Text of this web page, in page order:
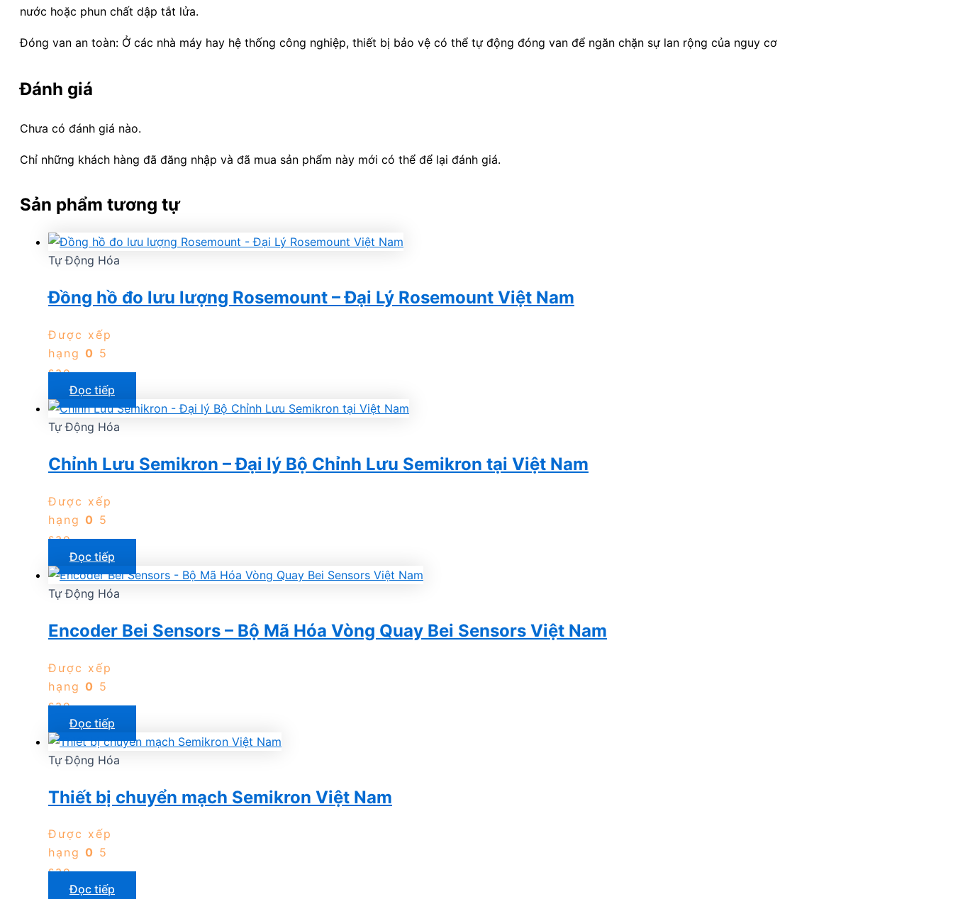
nước hoặc phun chất dập tắt lửa.
Đóng van an toàn: Ở các nhà máy hay hệ thống công nghiệp, thiết bị bảo vệ có thể tự động đóng van để ngăn chặn sự lan rộng của nguy cơ
Đánh giá
Chưa có đánh giá nào.
Chỉ những khách hàng đã đăng nhập và đã mua sản phẩm này mới có thể để lại đánh giá.
Sản phẩm tương tự
Tự Động Hóa
Đồng hồ đo lưu lượng Rosemount – Đại Lý Rosemount Việt Nam
Được xếp
hạng 0 5
sao
Đọc tiếp
Tự Động Hóa
Chỉnh Lưu Semikron – Đại lý Bộ Chỉnh Lưu Semikron tại Việt Nam
Được xếp
hạng 0 5
sao
Đọc tiếp
Tự Động Hóa
Encoder Bei Sensors – Bộ Mã Hóa Vòng Quay Bei Sensors Việt Nam
Được xếp
hạng 0 5
sao
Đọc tiếp
Tự Động Hóa
Thiết bị chuyển mạch Semikron Việt Nam
Được xếp
hạng 0 5
sao
Đọc tiếp